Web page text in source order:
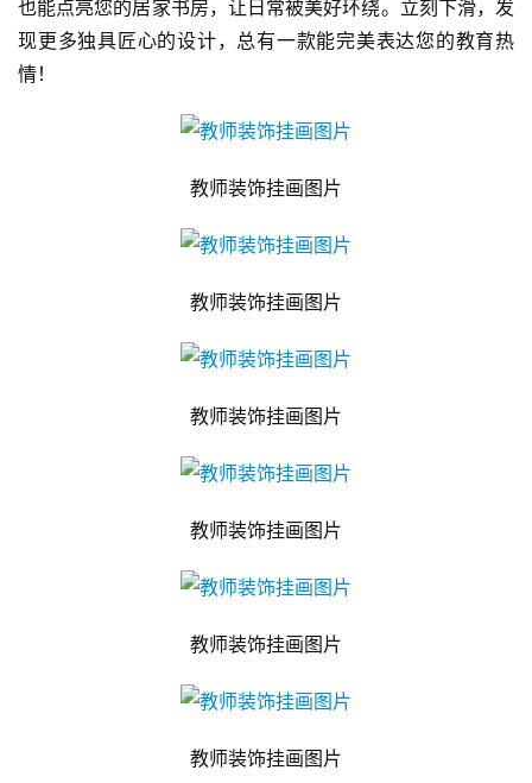
也能点亮您的居家书房，让日常被美好环绕。立刻下滑，发
现更多独具匠心的设计，总有一款能完美表达您的教育热
情！
教师装饰挂画图片
教师装饰挂画图片
教师装饰挂画图片
教师装饰挂画图片
教师装饰挂画图片
教师装饰挂画图片